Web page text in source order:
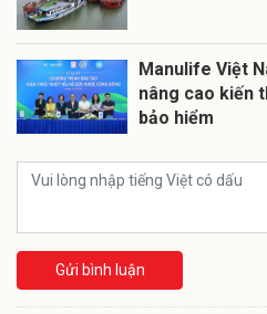
Manulife Việt
nâng cao kiến
bảo hiểm
Gửi bình luận